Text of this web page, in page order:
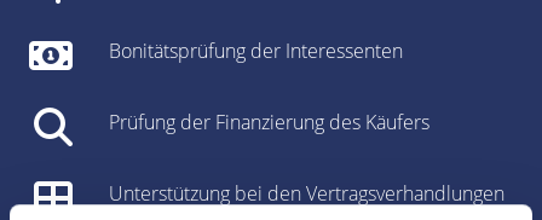
Bonitätsprüfung der Interessenten
Prüfung der Finanzierung des Käufers
Unterstützung bei den Vertragsverhandlungen